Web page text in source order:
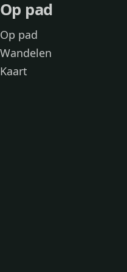
Op pad
Op pad
Wandelen
Kaart